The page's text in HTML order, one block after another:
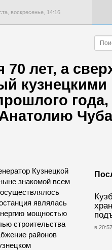
воскресенье, 14:16
70 лет, а
кузнецкими
в
Кузнецкой
знакомой всем
являлась
мощностью
строительства
районов